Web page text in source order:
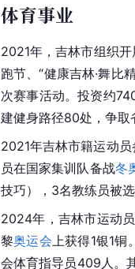
体育事业
2021年，吉林市组织
跑节、“健康吉林·舞比
次赛事活动。投资约
建健身路径80处，争取
2021年吉林市籍运动
员在国家集训队备战冬
技巧），3名教练员被
2024年，吉林市运动
黎奥运会 上获得1银1
会体育指导员409人。